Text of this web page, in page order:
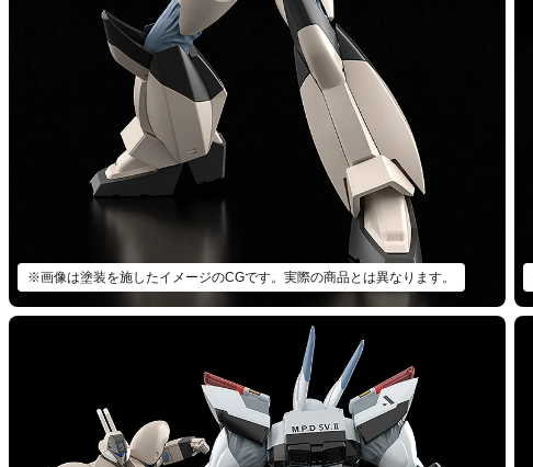
※画像は塗装を施したイメージのCGです。実際の商品とは異なります。